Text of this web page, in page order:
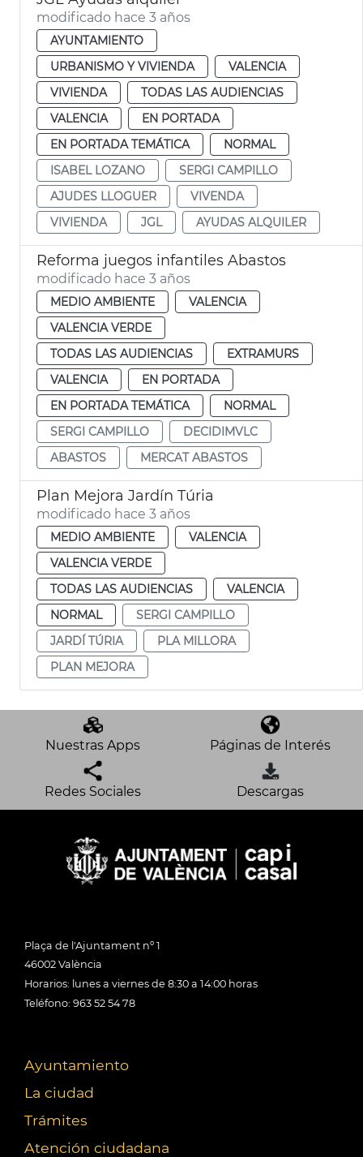
modificado hace 3 años
AYUNTAMIENTO
URBANISMO Y VIVIENDA
VALENCIA
VIVIENDA
TODAS LAS AUDIENCIAS
VALENCIA
EN PORTADA
EN PORTADA TEMÁTICA
NORMAL
ISABEL LOZANO
SERGI CAMPILLO
AJUDES LLOGUER
VIVENDA
VIVIENDA
JGL AYUDAS ALQUILER
Reforma juegos infantiles Abastos
modificado hace 3 años
MEDIO AMBIENTE
VALENCIA
VALENCIA VERDE
TODAS LAS AUDIENCIAS
EXTRAMURS
VALENCIA
EN PORTADA
EN PORTADA TEMÁTICA
NORMAL
SERGI CAMPILLO
DECIDIMVLC
ABASTOS
MERCAT ABASTOS
Plan Mejora Jardín Túria
modificado hace 3 años
MEDIO AMBIENTE
VALENCIA
VALENCIA VERDE
TODAS LAS AUDIENCIAS
VALENCIA
NORMAL
SERGI CAMPILLO
JARDÍ TÚRIA
PLA MILLORA
PLAN MEJORA
Nuestras Apps Páginas de Interés
Redes Sociales Descargas
Plaça de l'Ajuntament nº 1
46002 València
Horarios: lunes a viernes de 8:30 a 14:00 horas
Teléfono: 963 52 54 78
Ayuntamiento
La ciudad
Trámites
Atención ciudadana